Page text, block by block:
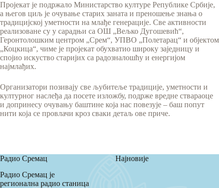
Пројекат је подржало Министарство културе Републике Србије,
а његов циљ је очување старих заната и преношење знања о
традицијској уметности на млађе генерације. Све активности
реализоване су у сарадњи са ОШ „Вељко Дугошевић“,
Геронтолошким центром „Срем“, УПВО „Полетарац“ и објектом
„Коцкица“, чиме је пројекат обухватио широку заједницу и
спојио искуство старијих са радозналошћу и енергијом
најмлађих.
Организатори позивају све љубитеље традиције, уметности и
културног наслеђа да посете изложбу, подрже вредне ствараоце
и допринесу очувању баштине која нас повезује – баш попут
нити која се провлачи кроз сваки детаљ ове приче.
Радио Сремац
Радио Сремац је
регионална радио станица
Најновије